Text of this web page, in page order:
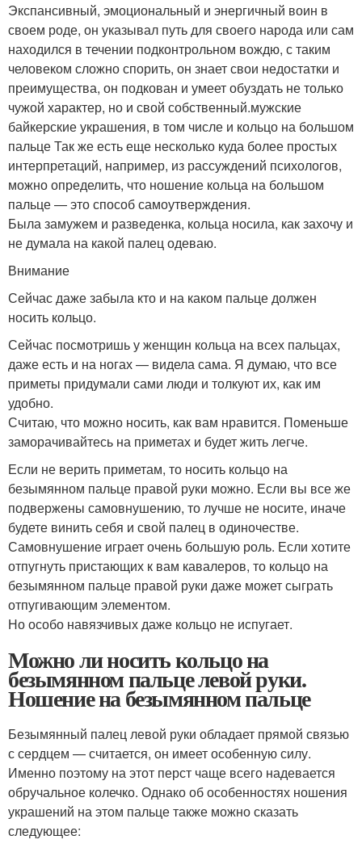
Экспансивный, эмоциональный и энергичный воин в
своем роде, он указывал путь для своего народа или сам
находился в течении подконтрольном вождю, с таким
человеком сложно спорить, он знает свои недостатки и
преимущества, он подкован и умеет обуздать не только
чужой характер, но и свой собственный.мужские
байкерские украшения, в том числе и кольцо на большом
пальце Так же есть еще несколько куда более простых
интерпретаций, например, из рассуждений психологов,
можно определить, что ношение кольца на большом
пальце — это способ самоутверждения.
Была замужем и разведенка, кольца носила, как захочу и
не думала на какой палец одеваю.
Внимание
Сейчас даже забыла кто и на каком пальце должен
носить кольцо.
Сейчас посмотришь у женщин кольца на всех пальцах,
даже есть и на ногах — видела сама. Я думаю, что все
приметы придумали сами люди и толкуют их, как им
удобно.
Считаю, что можно носить, как вам нравится. Поменьше
заморачивайтесь на приметах и будет жить легче.
Если не верить приметам, то носить кольцо на
безымянном пальце правой руки можно. Если вы все же
подвержены самовнушению, то лучше не носите, иначе
будете винить себя и свой палец в одиночестве.
Самовнушение играет очень большую роль. Если хотите
отпугнуть пристающих к вам кавалеров, то кольцо на
безымянном пальце правой руки даже может сыграть
отпугивающим элементом.
Но особо навязчивых даже кольцо не испугает.
Можно ли носить кольцо на
безымянном пальце левой руки.
Ношение на безымянном пальце
Безымянный палец левой руки обладает прямой связью
с сердцем — считается, он имеет особенную силу.
Именно поэтому на этот перст чаще всего надевается
обручальное колечко. Однако об особенностях ношения
украшений на этом пальце также можно сказать
следующее: